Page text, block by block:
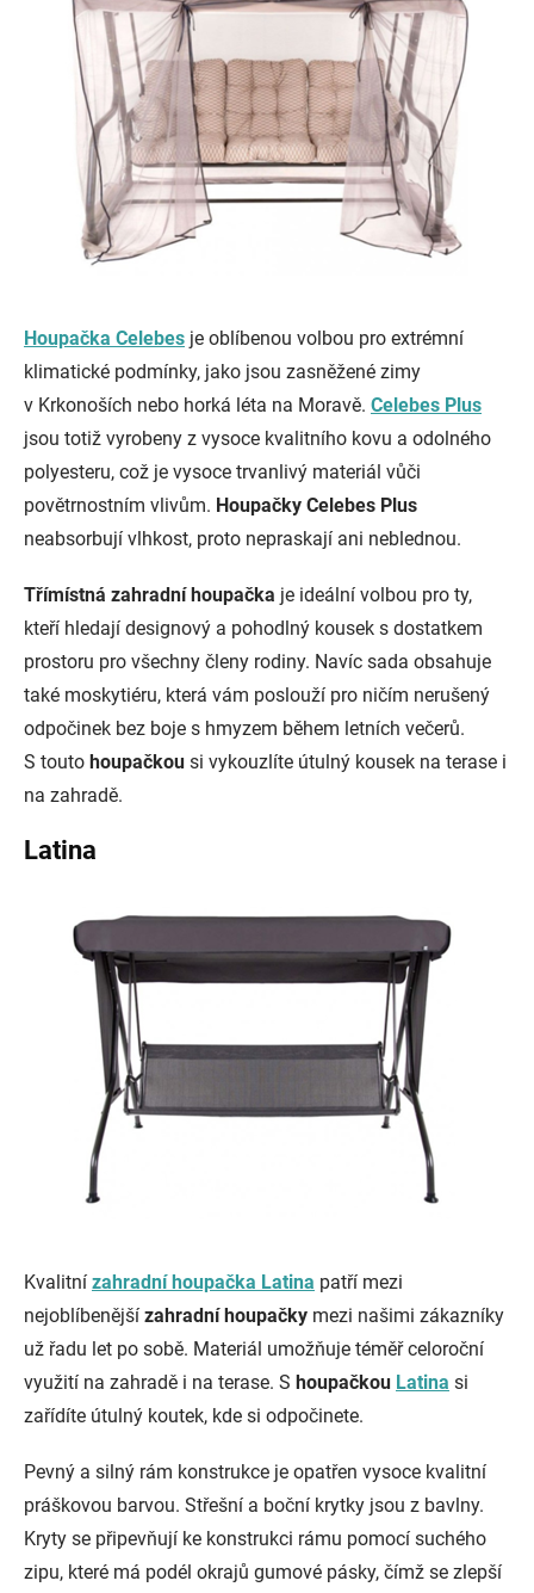
Houpačka Celebes je oblíbenou volbou pro extrémní
klimatické podmínky, jako jsou zasněžené zimy
v Krkonoších nebo horká léta na Moravě. Celebes Plus
jsou totiž vyrobeny z vysoce kvalitního kovu a odolného
polyesteru, což je vysoce trvanlivý materiál vůči
povětrnostním vlivům. Houpačky Celebes Plus
neabsorbují vlhkost, proto nepraskají ani neblednou.
Třímístná zahradní houpačka je ideální volbou pro ty,
kteří hledají designový a pohodlný kousek s dostatkem
prostoru pro všechny členy rodiny. Navíc sada obsahuje
také moskytiéru, která vám poslouží pro ničím nerušený
odpočinek bez boje s hmyzem během letních večerů.
S touto houpačkou si vykouzlíte útulný kousek na terase i
na zahradě.
Latina
Kvalitní zahradní houpačka Latina patří mezi
nejoblíbenější zahradní houpačky mezi našimi zákazníky
už řadu let po sobě. Materiál umožňuje téměř celoroční
využití na zahradě i na terase. S houpačkou Latina si
zařídíte útulný koutek, kde si odpočinete.
Pevný a silný rám konstrukce je opatřen vysoce kvalitní
práškovou barvou. Střešní a boční krytky jsou z bavlny.
Kryty se připevňují ke konstrukci rámu pomocí suchého
zipu, které má podél okrajů gumové pásky, čímž se zlepší